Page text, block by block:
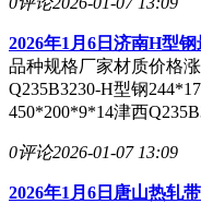
2026年1月6日济南H型
品种规格厂家材质价格
Q235B3230-H型钢
450*200*9*14津西
0评论2026-01-07 13:09
2026年1月6日唐山热轧